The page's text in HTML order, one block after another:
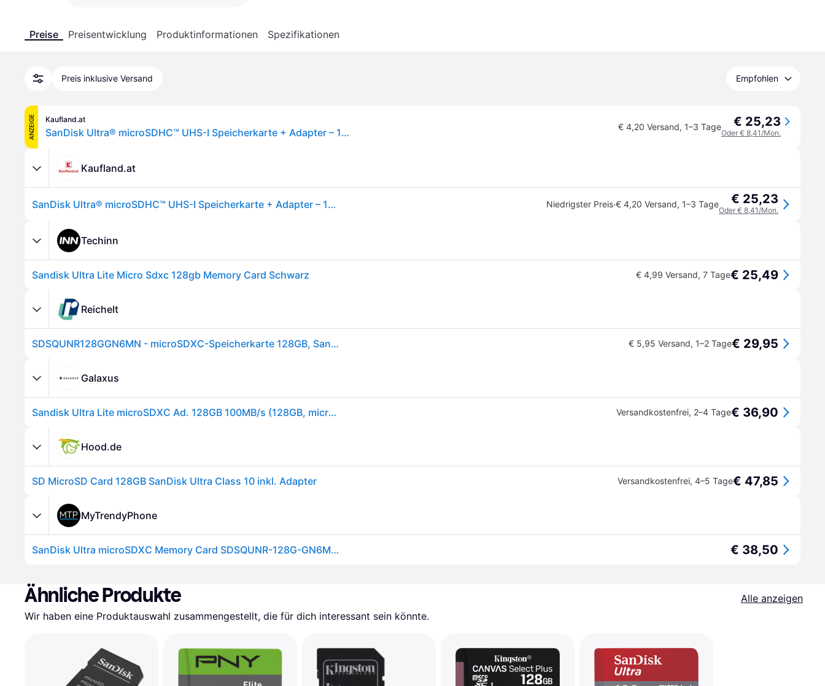
Preise Preisentwicklung Produktinformationen Spezifikationen
Preis inklusive Versand Empfohlen
ANZEIGE Kaufland.at
SanDisk Ultra® microSDHC™ UHS-I Speicherkarte + Adapter – 128 GB € 4,20 Versand, 1–3 Tage € 25,23
Oder € 8,41/Mon.
Kaufland.at
SanDisk Ultra® microSDHC™ UHS-I Speicherkarte + Adapter – 128 GB Niedrigster Preis·€ 4,20 Versand, 1–3 Tage € 25,23
Oder € 8,41/Mon.
Techinn
Sandisk Ultra Lite Micro Sdxc 128gb Memory Card Schwarz € 4,99 Versand, 7 Tage€ 25,49
Reichelt
SDSQUNR128GGN6MN - microSDXC-Speicherkarte 128GB, SanDisk Ultra € 5,95 Versand, 1–2 Tage€ 29,95
Galaxus
Sandisk Ultra Lite microSDXC Ad. 128GB 100MB/s (128GB, microSDXC, U1, UHS-I), Speicherkarte, Grau, Weiss Versandkostenfrei, 2–4 Tage€ 36,90
Hood.de
SD MicroSD Card 128GB SanDisk Ultra Class 10 inkl. Adapter Versandkostenfrei, 4–5 Tage€ 47,85
MyTrendyPhone
SanDisk Ultra microSDXC Memory Card SDSQUNR-128G-GN6MN - 128GB € 38,50
Ähnliche Produkte
Alle anzeigen
Wir haben eine Produktauswahl zusammengestellt, die für dich interessant sein könnte.